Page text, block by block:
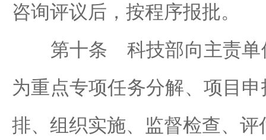
咨询评议后，按程序报批。
第十条 科技部向主责单
为重点专项任务分解、项目
排、组织实施、监督检查、